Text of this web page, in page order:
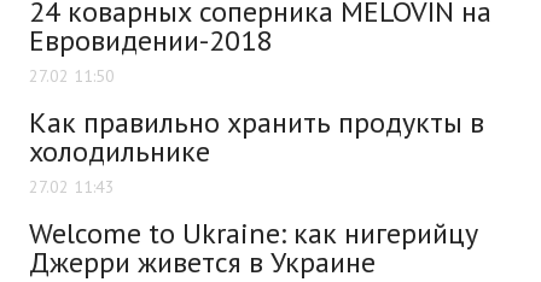
24 коварных соперника MELOVIN на
Евровидении-2018
27.02 11:50
Как правильно хранить продукты в
холодильнике
27.02 11:43
Welcome to Ukraine: как нигерийцу
Джерри живется в Украине